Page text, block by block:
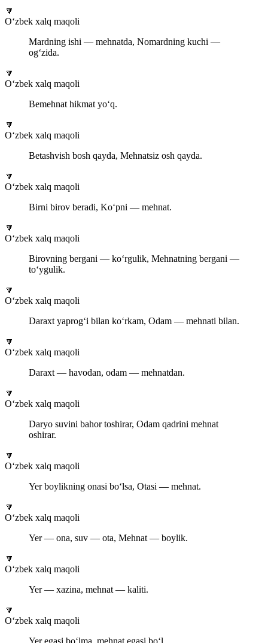
🔽
O‘zbek xalq maqoli
Mardning ishi — mehnatda, Nomardning kuchi —
og‘zida.
🔽
O‘zbek xalq maqoli
Bemehnat hikmat yo‘q.
🔽
O‘zbek xalq maqoli
Betashvish bosh qayda, Mehnatsiz osh qayda.
🔽
O‘zbek xalq maqoli
Birni birov beradi, Ko‘pni — mehnat.
🔽
O‘zbek xalq maqoli
Birovning bergani — ko‘rgulik, Mehnatning bergani —
to‘ygulik.
🔽
O‘zbek xalq maqoli
Daraxt yaprog‘i bilan ko‘rkam, Odam — mehnati bilan.
🔽
O‘zbek xalq maqoli
Daraxt — havodan, odam — mehnatdan.
🔽
O‘zbek xalq maqoli
Daryo suvini bahor toshirar, Odam qadrini mehnat
oshirar.
🔽
O‘zbek xalq maqoli
Yer boylikning onasi bo‘lsa, Otasi — mehnat.
🔽
O‘zbek xalq maqoli
Yer — ona, suv — ota, Mehnat — boylik.
🔽
O‘zbek xalq maqoli
Yer — xazina, mehnat — kaliti.
🔽
O‘zbek xalq maqoli